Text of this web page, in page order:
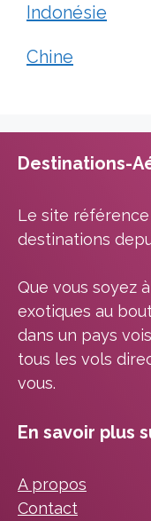
Indonésie
Chine
Destinations-
Le site
destinations
Que vous soyez
exotiques au
dans un pays
tous les vols
vous.
En savoir plus
A propos
Contact